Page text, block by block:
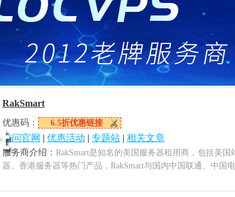
RakSmart
优惠码： 6.5折优惠链接
访问官网 | 优惠活动 | 专题站 | 相关文章
服务商介绍： RakSmart是知名的美国服务器租用商，包括美国
器、香港服务器等热门产品，RakSmart与国内中国联通、中国电